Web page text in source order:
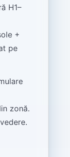
H1–
+
pe
zonă.